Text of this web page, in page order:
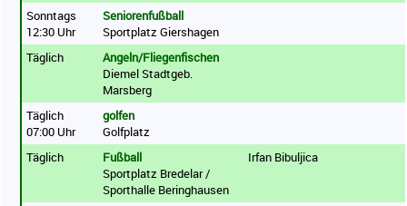
Sonntags
12:30 Uhr
Seniorenfußball
Sportplatz Giershagen
Täglich
Angeln/Fliegenfischen
Diemel Stadtgeb.
Marsberg
Täglich
07:00 Uhr
golfen
Golfplatz
Täglich
Fußball
Sportplatz Bredelar /
Sporthalle Beringhausen
Irfan Bibuljica